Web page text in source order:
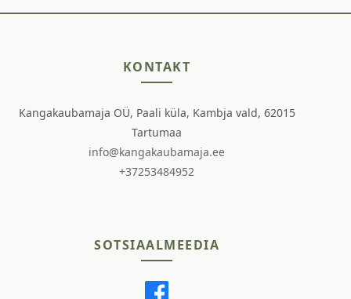
KONTAKT
Kangakaubamaja OÜ, Paali küla, Kambja vald, 62015
Tartumaa
info@kangakaubamaja.ee
+37253484952
SOTSIAALMEEDIA